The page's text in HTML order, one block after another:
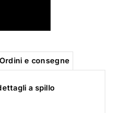
Ordini e consegne
a spillo